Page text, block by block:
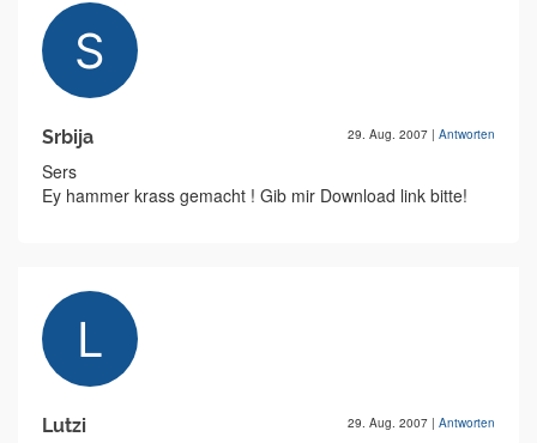
Srbija 29. Aug. 2007 | Antworten
Sers
Ey hammer krass gemacht ! Gib mir Download link bitte!
Lutzi 29. Aug. 2007 | Antworten